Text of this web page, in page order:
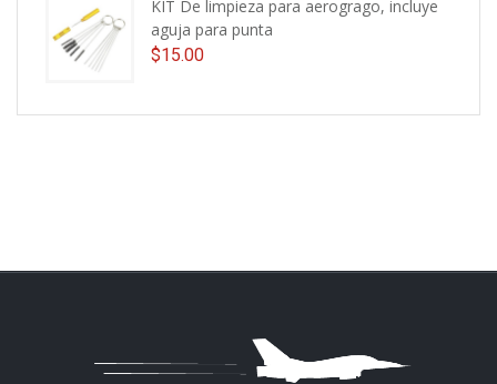
KIT De limpieza para aerogrago, incluye
aguja para punta
$15.00